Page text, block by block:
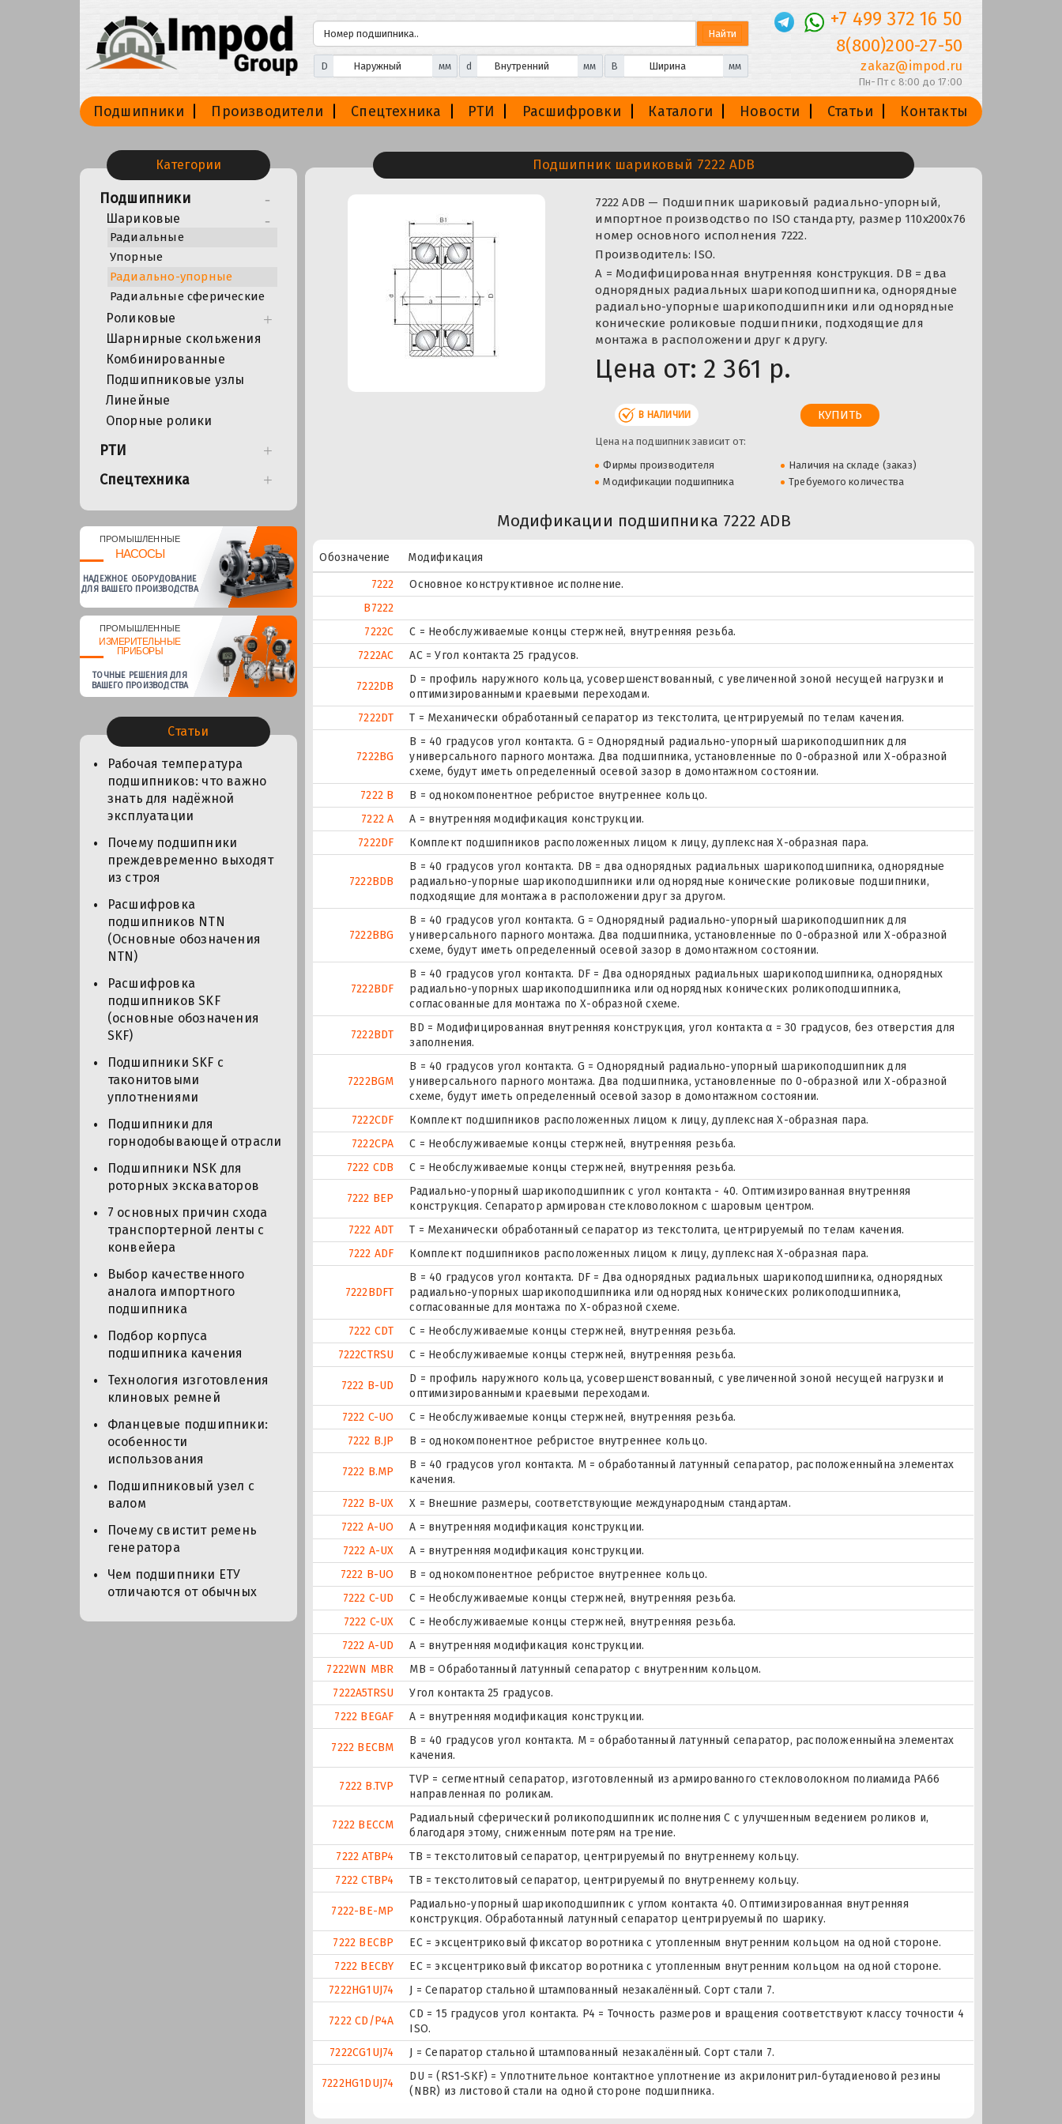
D мм d мм B мм
+7 499 372 16 50
8(800)200-27-50
zakaz@impod.ru
Пн-Пт с 8:00 до 17:00
Подшипники Производители Спецтехника РТИ Расшифровки Каталоги Новости Статьи Контакты
Категории
Подшипники
Шариковые
Радиальные
Упорные
Радиально-упорные
Радиальные сферические
Роликовые
Шарнирные скольжения
Комбинированные
Подшипниковые узлы
Линейные
Опорные ролики
РТИ
Спецтехника
ПРОМЫШЛЕННЫЕ
НАСОСЫ
НАДЕЖНОЕ ОБОРУДОВАНИЕ
ДЛЯ ВАШЕГО ПРОИЗВОДСТВА
ПРОМЫШЛЕННЫЕ
ИЗМЕРИТЕЛЬНЫЕ
ПРИБОРЫ
ТОЧНЫЕ РЕШЕНИЯ ДЛЯ
ВАШЕГО ПРОИЗВОДСТВА
Статьи
Рабочая температура
подшипников: что важно
знать для надёжной
эксплуатации
Почему подшипники
преждевременно выходят
из строя
Расшифровка
подшипников NTN
(Основные обозначения
NTN)
Расшифровка
подшипников SKF
(основные обозначения
SKF)
Подшипники SKF с
таконитовыми
уплотнениями
Подшипники для
горнодобывающей отрасли
Подшипники NSK для
роторных экскаваторов
7 основных причин схода
транспортерной ленты с
конвейера
Выбор качественного
аналога импортного
подшипника
Подбор корпуса
подшипника качения
Технология изготовления
клиновых ремней
Фланцевые подшипники:
особенности
использования
Подшипниковый узел с
валом
Почему свистит ремень
генератора
Чем подшипники ЕТУ
отличаются от обычных
Подшипник шариковый 7222 ADB
7222 ADB — Подшипник шариковый радиально-упорный,
импортное производство по ISO стандарту, размер 110x200x76
номер основного исполнения 7222.
Производитель: ISO.
A = Модифицированная внутренняя конструкция. DB = два
однорядных радиальных шарикоподшипника, однорядные
радиально-упорные шарикоподшипники или однорядные
конические роликовые подшипники, подходящие для
монтажа в расположении друг к другу.
Цена от: 2 361 р.
В НАЛИЧИИ
Цена на подшипник зависит от:
Фирмы производителя
Наличия на складе (заказ)
Модификации подшипника
Требуемого количества
Модификации подшипника 7222 ADB
Обозначение
Модификация
7222
Основное конструктивное исполнение.
B7222
7222C
С = Необслуживаемые концы стержней, внутренняя резьба.
7222AC
AC = Угол контакта 25 градусов.
7222DB
D = профиль наружного кольца, усовершенствованный, с увеличенной зоной несущей нагрузки и
оптимизированными краевыми переходами.
7222DT
T = Механически обработанный сепаратор из текстолита, центрируемый по телам качения.
7222BG
B = 40 градусов угол контакта. G = Однорядный радиально-упорный шарикоподшипник для
универсального парного монтажа. Два подшипника, установленные по 0-образной или Х-образной
схеме, будут иметь определенный осевой зазор в домонтажном состоянии.
7222 B
B = однокомпонентное ребристое внутреннее кольцо.
7222 A
A = внутренняя модификация конструкции.
7222DF
Комплект подшипников расположенных лицом к лицу, дуплексная Х-образная пара.
7222BDB
B = 40 градусов угол контакта. DB = два однорядных радиальных шарикоподшипника, однорядные
радиально-упорные шарикоподшипники или однорядные конические роликовые подшипники,
подходящие для монтажа в расположении друг за другом.
7222BBG
B = 40 градусов угол контакта. G = Однорядный радиально-упорный шарикоподшипник для
универсального парного монтажа. Два подшипника, установленные по 0-образной или Х-образной
схеме, будут иметь определенный осевой зазор в домонтажном состоянии.
7222BDF
B = 40 градусов угол контакта. DF = Два однорядных радиальных шарикоподшипника, однорядных
радиально-упорных шарикоподшипника или однорядных конических роликоподшипника,
согласованные для монтажа по Х-образной схеме.
7222BDT
BD = Модифицированная внутренняя конструкция, угол контакта α = 30 градусов, без отверстия для
заполнения.
7222BGM
B = 40 градусов угол контакта. G = Однорядный радиально-упорный шарикоподшипник для
универсального парного монтажа. Два подшипника, установленные по 0-образной или Х-образной
схеме, будут иметь определенный осевой зазор в домонтажном состоянии.
7222CDF
Комплект подшипников расположенных лицом к лицу, дуплексная Х-образная пара.
7222CPA
С = Необслуживаемые концы стержней, внутренняя резьба.
7222 CDB
С = Необслуживаемые концы стержней, внутренняя резьба.
7222 BEP
Радиально-упорный шарикоподшипник с угол контакта - 40. Оптимизированная внутренняя
конструкция. Сепаратор армирован стекловолокном с шаровым центром.
7222 ADT
T = Механически обработанный сепаратор из текстолита, центрируемый по телам качения.
7222 ADF
Комплект подшипников расположенных лицом к лицу, дуплексная Х-образная пара.
7222BDFT
B = 40 градусов угол контакта. DF = Два однорядных радиальных шарикоподшипника, однорядных
радиально-упорных шарикоподшипника или однорядных конических роликоподшипника,
согласованные для монтажа по Х-образной схеме.
7222 CDT
С = Необслуживаемые концы стержней, внутренняя резьба.
7222CTRSU
С = Необслуживаемые концы стержней, внутренняя резьба.
7222 B-UD
D = профиль наружного кольца, усовершенствованный, с увеличенной зоной несущей нагрузки и
оптимизированными краевыми переходами.
7222 C-UO
С = Необслуживаемые концы стержней, внутренняя резьба.
7222 B.JP
B = однокомпонентное ребристое внутреннее кольцо.
7222 B.MP
B = 40 градусов угол контакта. M = обработанный латунный сепаратор, расположенныйна элементах
качения.
7222 B-UX
X = Внешние размеры, соответствующие международным стандартам.
7222 A-UO
A = внутренняя модификация конструкции.
7222 A-UX
A = внутренняя модификация конструкции.
7222 B-UO
B = однокомпонентное ребристое внутреннее кольцо.
7222 C-UD
С = Необслуживаемые концы стержней, внутренняя резьба.
7222 C-UX
С = Необслуживаемые концы стержней, внутренняя резьба.
7222 A-UD
A = внутренняя модификация конструкции.
7222WN MBR
MB = Обработанный латунный сепаратор с внутренним кольцом.
7222A5TRSU
Угол контакта 25 градусов.
7222 BEGAF
A = внутренняя модификация конструкции.
7222 BECBM
B = 40 градусов угол контакта. M = обработанный латунный сепаратор, расположенныйна элементах
качения.
7222 B.TVP
TVP = сегментный сепаратор, изготовленный из армированного стекловолокном полиамида PA66
направленная по роликам.
7222 BECCM
Радиальный сферический роликоподшипник исполнения С с улучшенным ведением роликов и,
благодаря этому, сниженным потерям на трение.
7222 ATBP4
ТВ = текстолитовый сепаратор, центрируемый по внутреннему кольцу.
7222 CTBP4
ТВ = текстолитовый сепаратор, центрируемый по внутреннему кольцу.
7222-BE-MP
Радиально-упорный шарикоподшипник с углом контакта 40. Оптимизированная внутренняя
конструкция. Обработанный латунный сепаратор центрируемый по шарику.
7222 BECBP
ЕС = эксцентриковый фиксатор воротника с утопленным внутренним кольцом на одной стороне.
7222 BECBY
ЕС = эксцентриковый фиксатор воротника с утопленным внутренним кольцом на одной стороне.
7222HG1UJ74
J = Сепаратор стальной штампованный незакалённый. Сорт стали 7.
7222 CD/P4A
CD = 15 градусов угол контакта. P4 = Точность размеров и вращения соответствуют классу точности 4
ISO.
7222CG1UJ74
J = Сепаратор стальной штампованный незакалённый. Сорт стали 7.
7222HG1DUJ74
DU = (RS1-SKF) = Уплотнительное контактное уплотнение из акрилонитрил-бутадиеновой резины
(NBR) из листовой стали на одной стороне подшипника.